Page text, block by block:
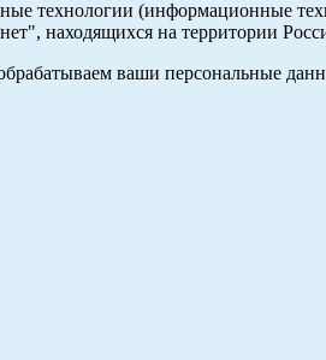
технологии (информационные
находящихся на территории
ваши персональные